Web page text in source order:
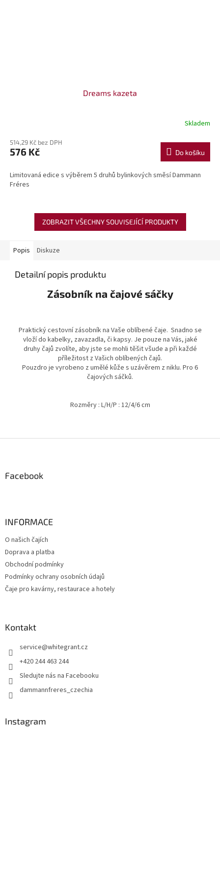
Dreams kazeta
Skladem
514,29 Kč bez DPH
576 Kč Do košíku
Limitovaná edice s výběrem 5 druhů bylinkových směsí Dammann
Fréres
ZOBRAZIT VŠECHNY SOUVISEJÍCÍ PRODUKTY
Popis Diskuze
Detailní popis produktu
Zásobník na čajové sáčky
Praktický cestovní zásobník na Vaše oblíbené čaje. Snadno se
vloží do kabelky, zavazadla, či kapsy. Je pouze na Vás, jaké
druhy čajů zvolíte, aby jste se mohli těšit všude a při každé
příležitost z Vašich oblíbených čajů.
Pouzdro je vyrobeno z umělé kůže s uzávěrem z niklu. Pro 6
čajových sáčků.
Rozměry : L/H/P : 12/4/6 cm
Facebook
INFORMACE
O našich čajích
Doprava a platba
Obchodní podmínky
Podmínky ochrany osobních údajů
Čaje pro kavárny, restaurace a hotely
Kontakt
service@whitegrant.cz
+420 244 463 244
Sledujte nás na Facebooku
dammannfreres_czechia
Instagram